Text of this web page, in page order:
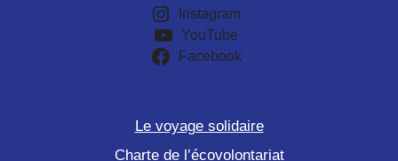
Instagram
YouTube
Facebook
Le voyage solidaire
Charte de l’écovolontariat